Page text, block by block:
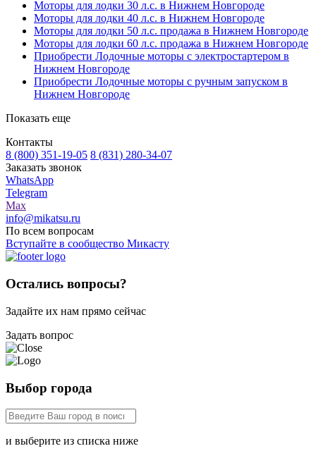
Моторы для лодки 30 л.с. в Нижнем Новгороде
Моторы для лодки 40 л.с. в Нижнем Новгороде
Моторы для лодки 50 л.с. продажа в Нижнем Новгороде
Моторы для лодки 60 л.с. продажа в Нижнем Новгороде
Приобрести Лодочные моторы с электростартером в
Нижнем Новгороде
Приобрести Лодочные моторы с ручным запуском в
Нижнем Новгороде
Показать еще
Контакты
8 (800) 351-19-05 8 (831) 280-34-07
Заказать звонок
WhatsApp
Telegram
Max
info@mikatsu.ru
По всем вопросам
Вступайте в сообщество Микасту
Остались вопросы?
Задайте их нам прямо сейчас
Задать вопрос
Выбор города
и выберите из списка ниже